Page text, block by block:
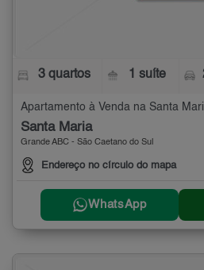
3 quartos 1 suíte
Apartamento à Venda na Santa
Santa Maria
Grande ABC - São Caetano do Sul
Endereço no círculo do mapa
WhatsApp